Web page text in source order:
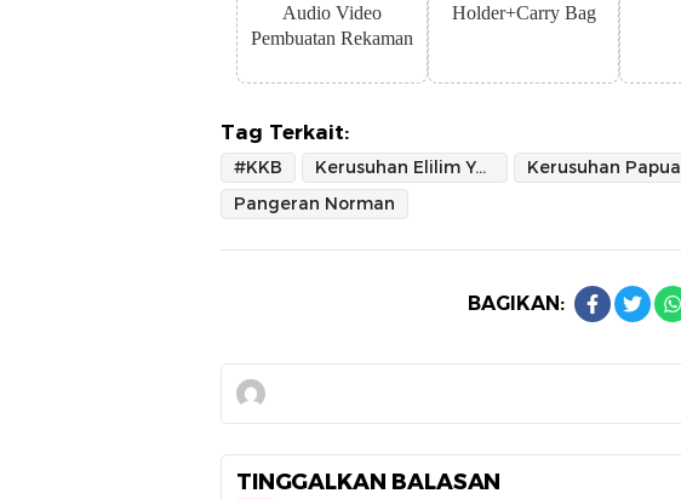
Audio Video
Pembuatan Rekaman
Holder+Carry Bag
Tag Terkait:
#KKB Kerusuhan Elilim Yalimo Kerusuhan Papua
Pangeran Norman
BAGIKAN:
TINGGALKAN BALASAN